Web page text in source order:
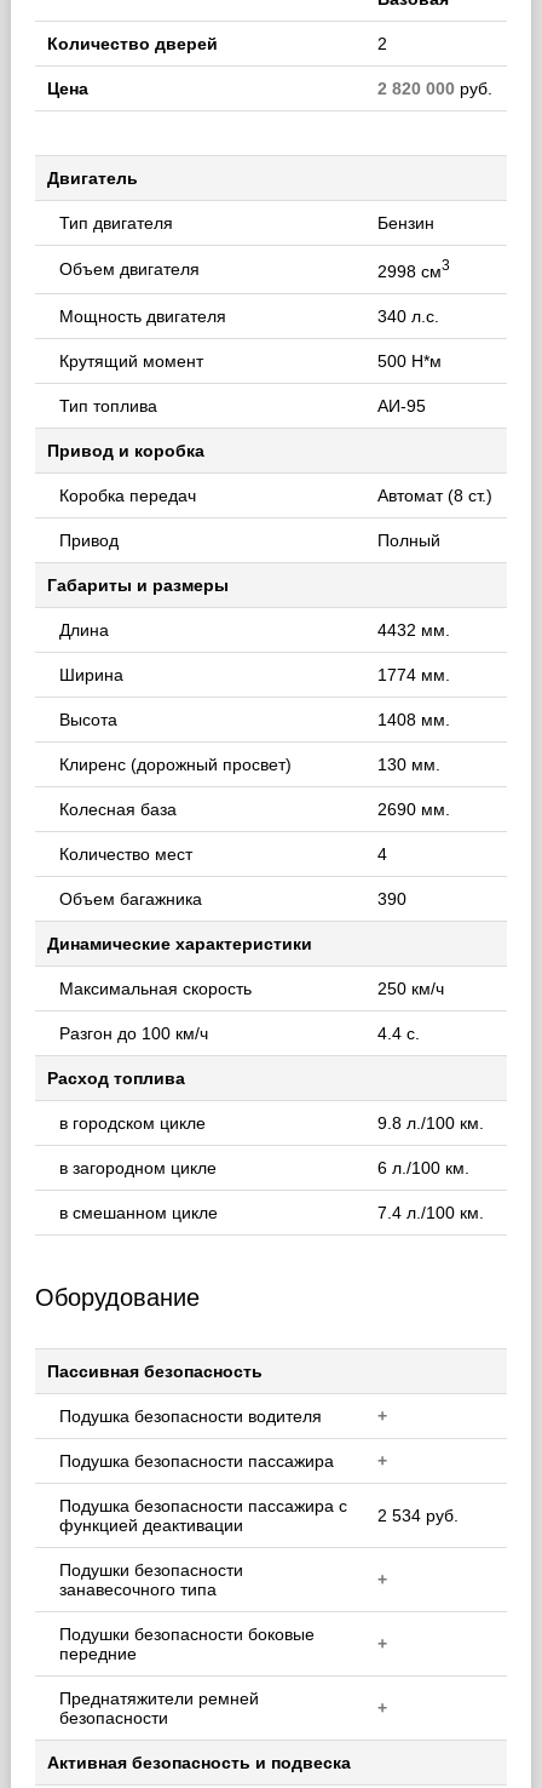
Количество дверей 2
Цена 2 820 000руб.
Двигатель
Тип двигателя Бензин
Объем двигателя 2998 см3
Мощность двигателя 340 л.с.
Крутящий момент 500 Н*м
Тип топлива АИ-95
Привод и коробка
Коробка передач Автомат (8 ст.)
Привод Полный
Габариты и размеры
Длина 4432 мм.
Ширина 1774 мм.
Высота 1408 мм.
Клиренс (дорожный просвет) 130 мм.
Колесная база 2690 мм.
Количество мест 4
Объем багажника 390
Динамические характеристики
Максимальная скорость 250 км/ч
Разгон до 100 км/ч 4.4 с.
Расход топлива
в городском цикле 9.8 л./100 км.
в загородном цикле 6 л./100 км.
в смешанном цикле 7.4 л./100 км.
Оборудование
Пассивная безопасность
Подушка безопасности водителя +
Подушка безопасности пассажира +
Подушка безопасности пассажира с
функцией деактивации
2 534 руб.
Подушки безопасности
занавесочного типа
+
Подушки безопасности боковые
передние
+
Преднатяжители ремней
безопасности
+
Активная безопасность и подвеска